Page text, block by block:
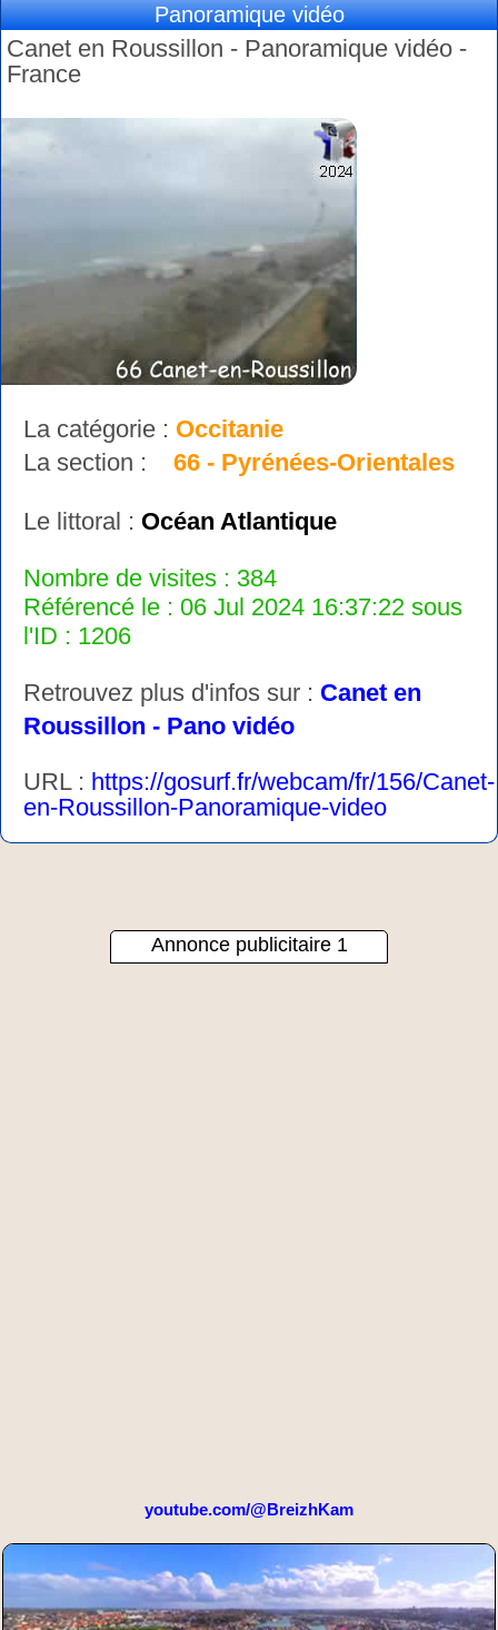
Panoramique vidéo
Canet en Roussillon - Panoramique vidéo -
France
La catégorie : Occitanie
La section : 66 - Pyrénées-Orientales
Le littoral : Océan Atlantique
Nombre de visites : 384
Référencé le : 06 Jul 2024 16:37:22 sous
l'ID : 1206
Retrouvez plus d'infos sur : Canet en
Roussillon - Pano vidéo
URL : https://gosurf.fr/webcam/fr/156/Canet-
en-Roussillon-Panoramique-video
Annonce publicitaire 1
youtube.com/@BreizhKam